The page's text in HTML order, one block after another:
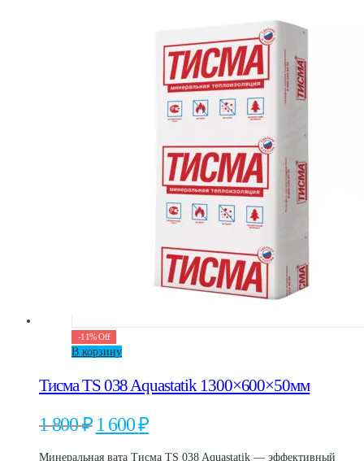
вариаций.
Опции
можно
выбрать
странице
-11% Off
В корзину
Тисма TS 038 Aquastatik 1300×600×50мм
1 800₽ Первоначальная
цена
1 600₽Текущая
цена:
Минеральная вата Тисма TS 038 Aquastatik — эффективный